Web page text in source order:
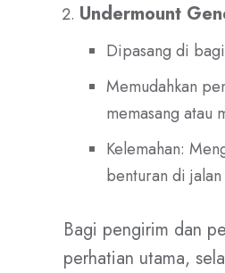
Undermount
Dipasang di
Memudahkan
memasang atau
Kelemahan:
benturan di
Bagi pengirim dan
perhatian utama,